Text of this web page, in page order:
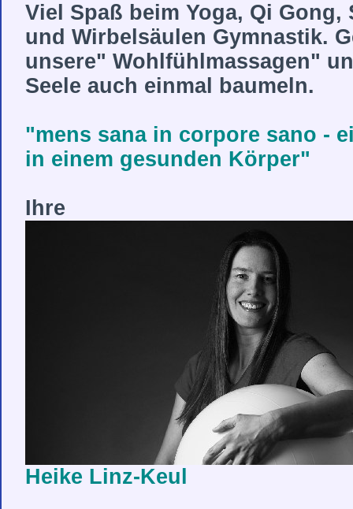
Viel Spaß beim Yoga, Qi Gong,
und Wirbelsäulen Gymnastik.
unsere" Wohlfühlmassagen"
Seele auch einmal baumeln.
"mens sana in corpore sano -
in einem gesunden Körper"
Ihre
Heike Linz-Keul